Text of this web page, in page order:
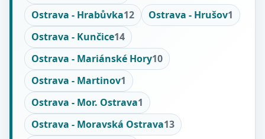
Ostrava - Hrabůvka12 Ostrava - Hrušov1
Ostrava - Kunčice14
Ostrava - Mariánské Hory10
Ostrava - Martinov1
Ostrava - Mor. Ostrava1
Ostrava - Moravská Ostrava13